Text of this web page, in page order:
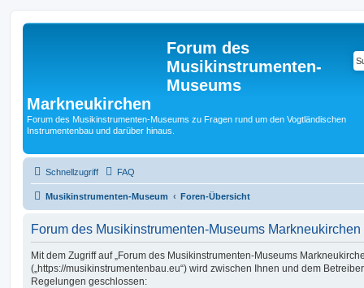
Forum des
Musikinstrumenten-
Museums
Markneukirchen
Forum des Musikinstrumenten-Museums zu Fragen rund um den Vogtländischen
Instrumentenbau und darüber hinaus.
Schnellzugriff FAQ
Musikinstrumenten-Museum Foren-Übersicht
Forum des Musikinstrumenten-Museums
Mit dem Zugriff auf „Forum des Musikinstrumenten-Museums
(„https://musikinstrumentenbau.eu“) wird zwischen Ihnen und dem
Regelungen geschlossen: